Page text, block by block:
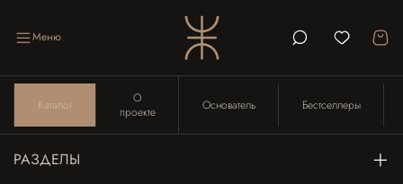
Меню
Каталог
О
проекте
Основатель Бестселлеры
РАЗДЕЛЫ